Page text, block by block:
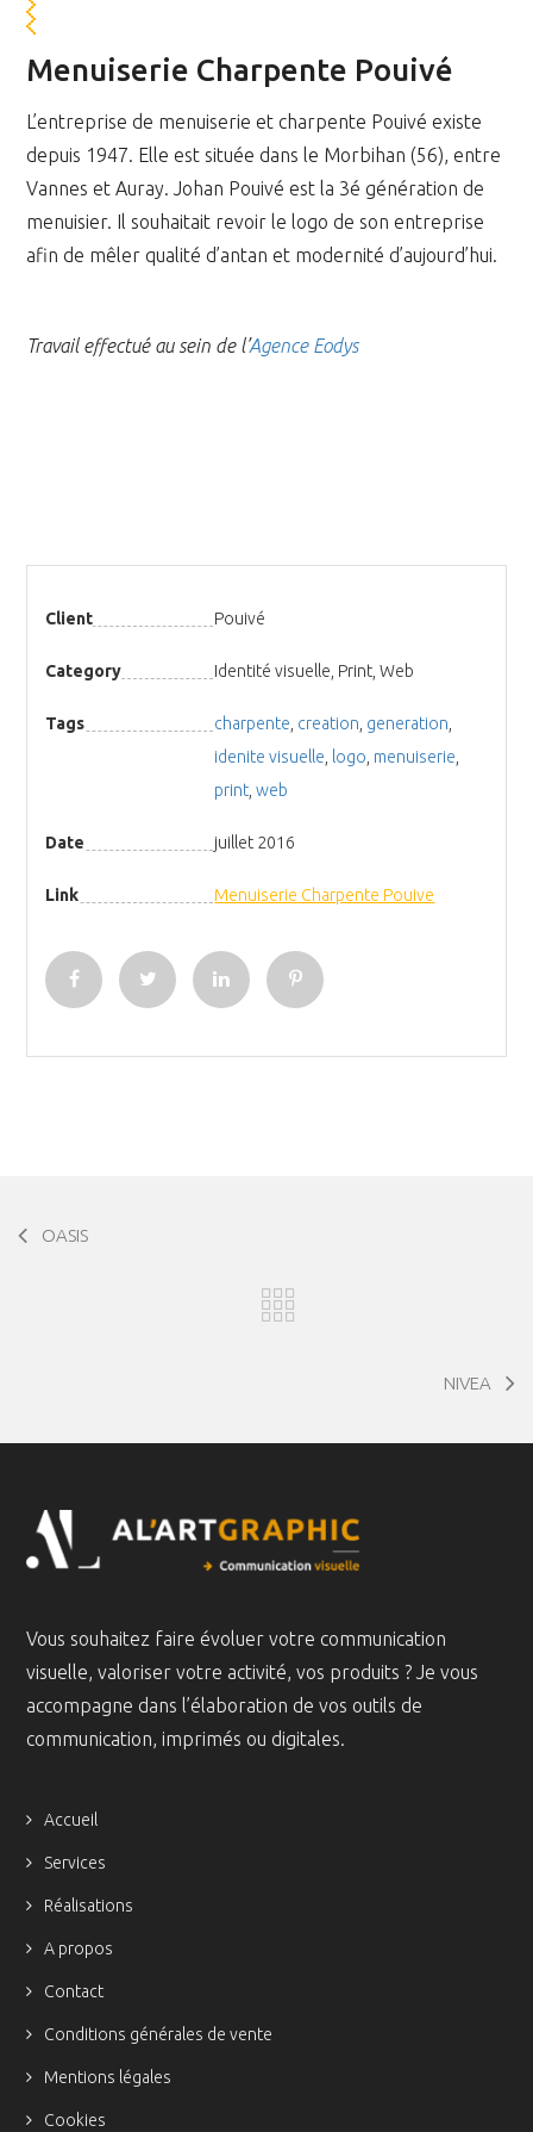
Menuiserie Charpente Pouivé
L’entreprise de menuiserie et charpente Pouivé existe
depuis 1947. Elle est située dans le Morbihan (56), entre
Vannes et Auray. Johan Pouivé est la 3é génération de
menuisier. Il souhaitait revoir le logo de son entreprise
afin de mêler qualité d’antan et modernité d’aujourd’hui.
Travail effectué au sein de l’Agence Eodys
Client Pouivé
Category Identité visuelle, Print, Web
Tags charpente creation generation
idenite visuelle
logo menuiserie
print ,web
Date juillet 2016
Link Menuiserie Charpente Pouive
OASIS
NIVEA
Vous souhaitez faire évoluer votre communication
visuelle, valoriser votre activité, vos produits ? Je vous
accompagne dans l’élaboration de vos outils de
communication, imprimés ou digitales.
Accueil
Services
Réalisations
A propos
Contact
Conditions générales de vente
Mentions légales
Cookies